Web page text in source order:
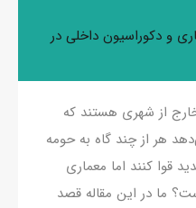
و دکوراسیون داخلی در
از شهری هستند که
هر از چند گاه به حومه
قوا کنند اما معماری
ما در این مقاله قصد